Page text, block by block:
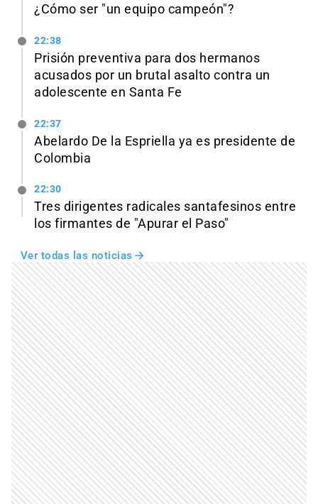
¿Cómo ser "un equipo campeón"?
22:38
Prisión preventiva para dos hermanos
acusados por un brutal asalto contra un
adolescente en Santa Fe
22:37
Abelardo De la Espriella ya es presidente de
Colombia
22:30
Tres dirigentes radicales santafesinos entre
los firmantes de "Apurar el Paso"
Ver todas las noticias